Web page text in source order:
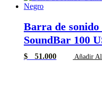
Barra de sonido
SoundBar 100
$ 51.000 Añadir